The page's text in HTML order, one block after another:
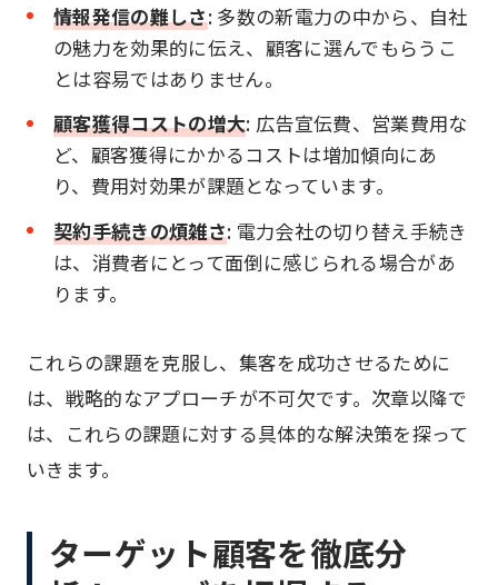
情報発信の難しさ: 多数の新電力の中から、自社
の魅力を効果的に伝え、顧客に選んでもらうこ
とは容易ではありません。
顧客獲得コストの増大: 広告宣伝費、営業費用な
ど、顧客獲得にかかるコストは増加傾向にあ
り、費用対効果が課題となっています。
契約手続きの煩雑さ: 電力会社の切り替え手続き
は、消費者にとって面倒に感じられる場合があ
ります。
これらの課題を克服し、集客を成功させるために
は、戦略的なアプローチが不可欠です。次章以降で
は、これらの課題に対する具体的な解決策を探って
いきます。
ターゲット顧客を徹底分